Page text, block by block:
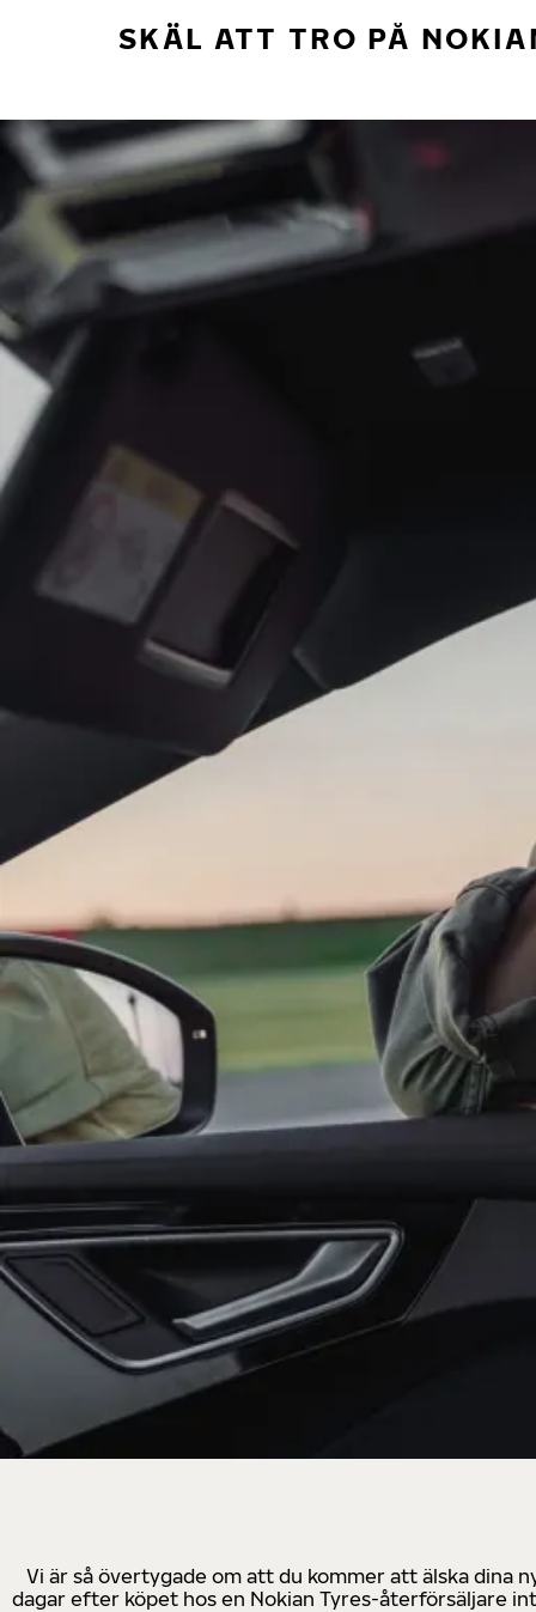
SKÄL ATT TRO PÅ
Vi är så övertygade om att du kommer att älska dina
dagar efter köpet hos en Nokian Tyres-återförsäljare